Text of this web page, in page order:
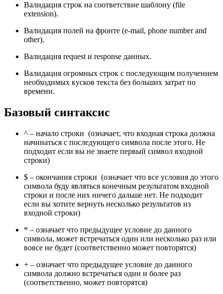
Валидация строк на соответствие шаблону (file
extension).
Валидация полей на фронте (e-mail, phone number and
other).
Валидация request и response данных.
Валидация огромных строк с последующим получением
необходимых кусков текста без больших затрат по
времени.
Базовый синтаксис
^ – начало строки (означает, что входная строка должна
начинаться с последующего символа после этого. Не
подходит если вы не знаете первый символ входной
строки)
$ – окончания строки (означает что все условия до этого
символа буду являться конечным результатом входной
строки и после них ничего дальше нет. Не подходит
если вы хотите вернуть несколько результатов из
входной строки)
* – означает что предыдущее условие до данного
символа, может встречаться один или несколько раз или
вовсе не будет (соответственно может повторятся)
+ – означает что предыдущее условие до данного
символа должно встречаться один и более раз
(соответственно, может повторятся)